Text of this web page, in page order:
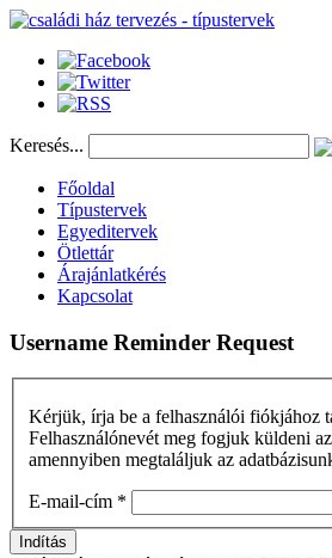
Keresés...
Főoldal
Típustervek
Egyeditervek
Ötlettár
Árajánlatkérés
Kapcsolat
Username Reminder Request
Kérjük, írja be a felhasználói fiókjához
Felhasználónevét meg fogjuk küldeni
amennyiben megtaláljuk az
E-mail-cím *
Indítás